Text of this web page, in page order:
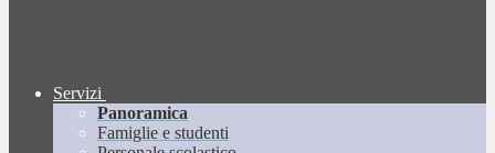
Servizi
Panoramica
Famiglie e studenti